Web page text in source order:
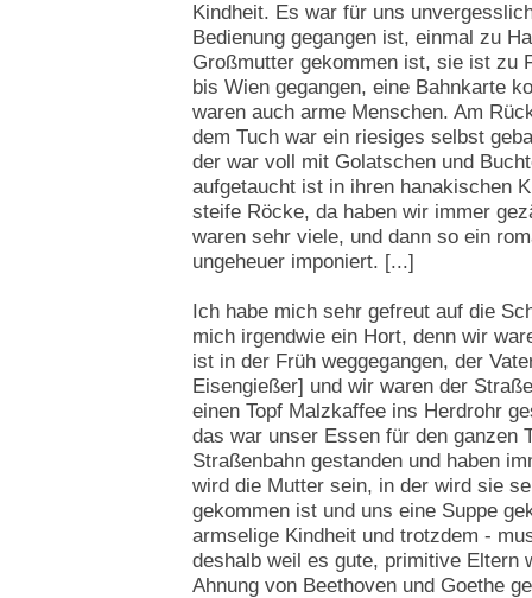
Kindheit. Es war für uns
Bedienung gegangen ist, einmal zu
Großmutter gekommen ist, sie ist zu
bis Wien gegangen, eine Bahnkarte
waren auch arme Menschen. Am
dem Tuch war ein riesiges selbst
der war voll mit Golatschen und
aufgetaucht ist in ihren hanakischen
steife Röcke, da haben wir immer
waren sehr viele, und dann so ein
ungeheuer imponiert. [...]
Ich habe mich sehr gefreut auf die
mich irgendwie ein Hort, denn wir
ist in der Früh weggegangen, der
Eisengießer] und wir waren der
einen Topf Malzkaffee ins Herdrohr
das war unser Essen für den ganzen
Straßenbahn gestanden und haben
wird die Mutter sein, in der wird sie
gekommen ist und uns eine Suppe
armselige Kindheit und trotzdem -
deshalb weil es gute, primitive Eltern
Ahnung von Beethoven und Goethe